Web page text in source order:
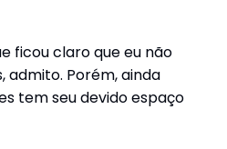
ficou claro que eu não
admito. Porém, ainda
tem seu devido espaço